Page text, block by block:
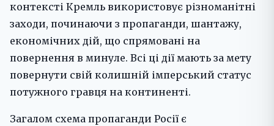
контексті Кремль використовує різноманітні
заходи, починаючи з пропаганди, шантажу,
економічних дій, що спрямовані на
повернення в минуле. Всі ці дії мають за мету
повернути свій колишній імперський статус
потужного гравця на континенті.
Загалом схема пропаганди Росії є